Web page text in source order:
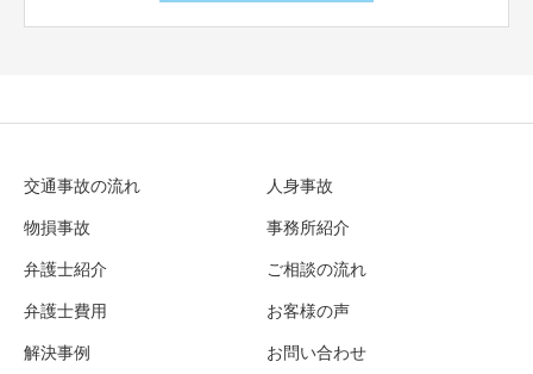
交通事故の流れ
人身事故
物損事故
事務所紹介
弁護士紹介
ご相談の流れ
弁護士費用
お客様の声
解決事例
お問い合わせ